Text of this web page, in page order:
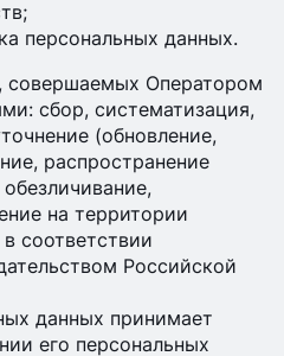
персональных данных.
совершаемых Оператором
сбор, систематизация,
(обновление,
распространение
на территории
соответствии
Российской
данных принимает
его персональных